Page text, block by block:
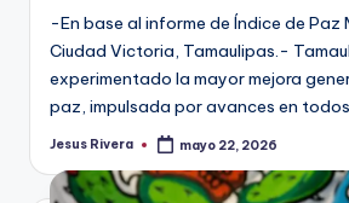
-En base al informe de Índice de Paz
Ciudad Victoria, Tamaulipas.-
experimentado la mayor mejora
paz, impulsada por avances en
Publicado
Jesus Rivera mayo 22, 2026